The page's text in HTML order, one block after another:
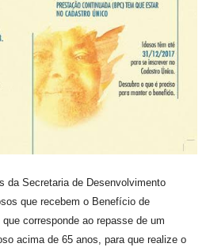
da Secretaria de Desenvolvimento
que recebem o Benefício de
corresponde ao repasse de um
acima de 65 anos, para que realize o